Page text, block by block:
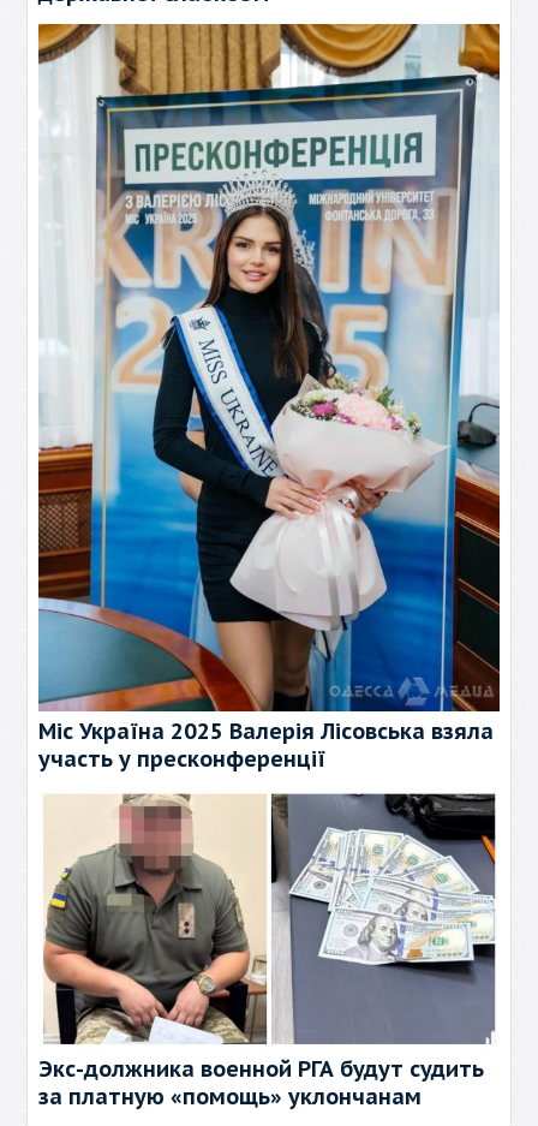
Міс Україна 2025 Валерія Лісовська взяла
участь у пресконференції
Экс-должника военной РГА будут судить
за платную «помощь» уклончанам